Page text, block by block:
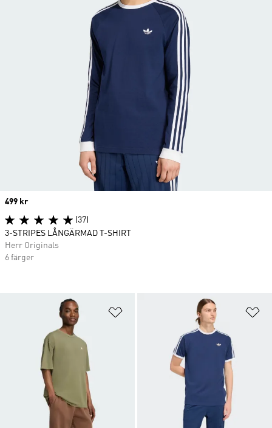
Lägg till på önskelistan
Price
499 kr
(37)
3-STRIPES LÅNGÄRMAD T-SHIRT
Herr Originals
6 färger